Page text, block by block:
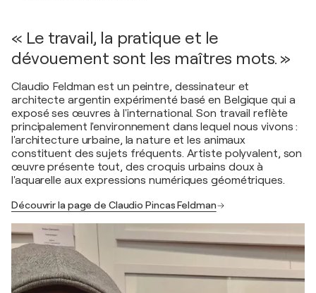
« Le travail, la pratique et le
dévouement sont les maîtres mots. »
Claudio Feldman est un peintre, dessinateur et
architecte argentin expérimenté basé en Belgique qui a
exposé ses œuvres à l'international. Son travail reflète
principalement l'environnement dans lequel nous vivons :
l'architecture urbaine, la nature et les animaux
constituent des sujets fréquents. Artiste polyvalent, son
œuvre présente tout, des croquis urbains doux à
l'aquarelle aux expressions numériques géométriques.
Découvrir la page de Claudio Pincas Feldman